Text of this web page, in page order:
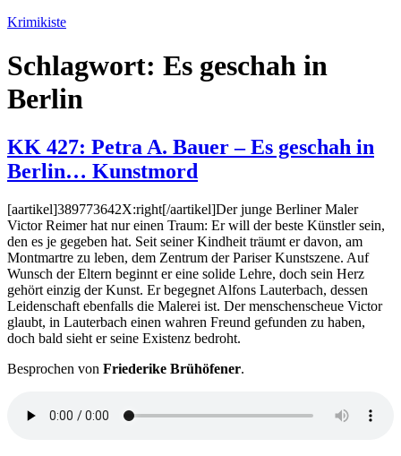
Zum
springen
Krimikiste
Schlagwort: Es geschah in
Berlin
KK 427: Petra A. Bauer – Es geschah in
Berlin… Kunstmord
[aartikel]389773642X:right[/aartikel]Der junge Berliner Maler
Victor Reimer hat nur einen Traum: Er will der beste Künstler sein,
den es je gegeben hat. Seit seiner Kindheit träumt er davon, am
Montmartre zu leben, dem Zentrum der Pariser Kunstszene. Auf
Wunsch der Eltern beginnt er eine solide Lehre, doch sein Herz
gehört einzig der Kunst. Er begegnet Alfons Lauterbach, dessen
Leidenschaft ebenfalls die Malerei ist. Der menschenscheue Victor
glaubt, in Lauterbach einen wahren Freund gefunden zu haben,
doch bald sieht er seine Existenz bedroht.
Besprochen von Friederike Brühöfener.